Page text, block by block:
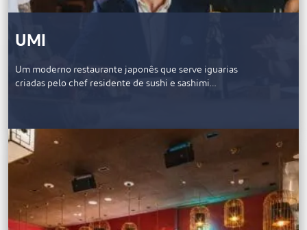
UMI
Um moderno restaurante japonês que serve iguarias
criadas pelo chef residente de sushi e sashimi…